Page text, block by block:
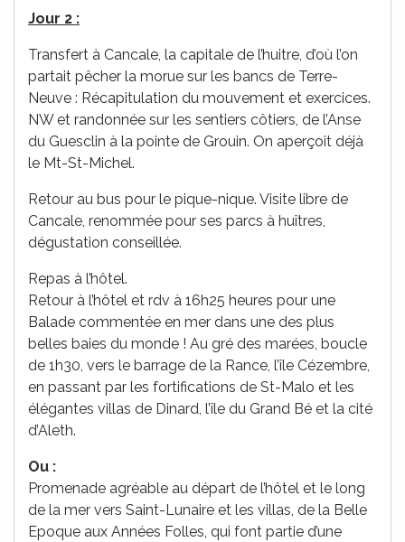
Jour 2 :
Transfert à Cancale, la capitale de l’huitre, d’où l’on
partait pêcher la morue sur les bancs de Terre-
Neuve : Récapitulation du mouvement et exercices.
NW et randonnée sur les sentiers côtiers, de l’Anse
du Guesclin à la pointe de Grouin. On aperçoit déjà
le Mt-St-Michel.
Retour au bus pour le pique-nique. Visite libre de
Cancale, renommée pour ses parcs à huîtres,
dégustation conseillée.
Repas à l’hôtel.
Retour à l’hôtel et rdv à 16h25 heures pour une
Balade commentée en mer dans une des plus
belles baies du monde ! Au gré des marées, boucle
de 1h30, vers le barrage de la Rance, l’île Cézembre,
en passant par les fortifications de St-Malo et les
élégantes villas de Dinard, l’île du Grand Bé et la cité
d’Aleth.
Ou :
Promenade agréable au départ de l’hôtel et le long
de la mer vers Saint-Lunaire et les villas, de la Belle
Epoque aux Années Folles, qui font partie d’une